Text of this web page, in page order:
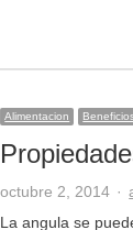
Alimentacion
octubre 2, 2014
La angula se